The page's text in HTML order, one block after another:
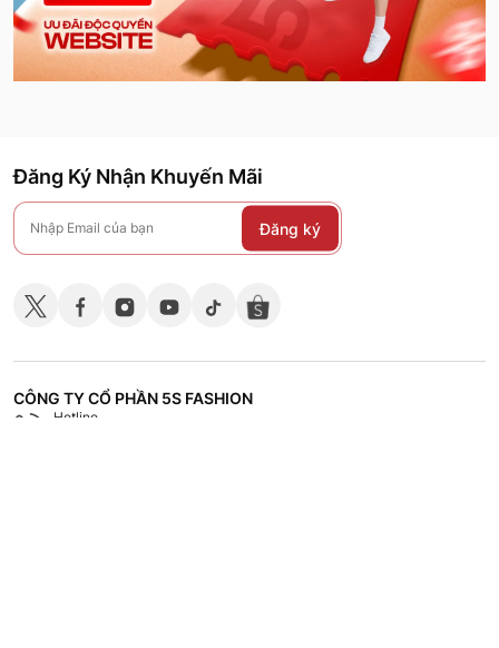
Đăng Ký Nhận Khuyến Mãi
Đăng ký
CÔNG TY CỔ PHẦN 5S FASHION
Hotline